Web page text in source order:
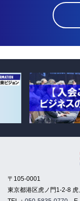
〒105-0001
東京都港区虎ノ門1-2-8